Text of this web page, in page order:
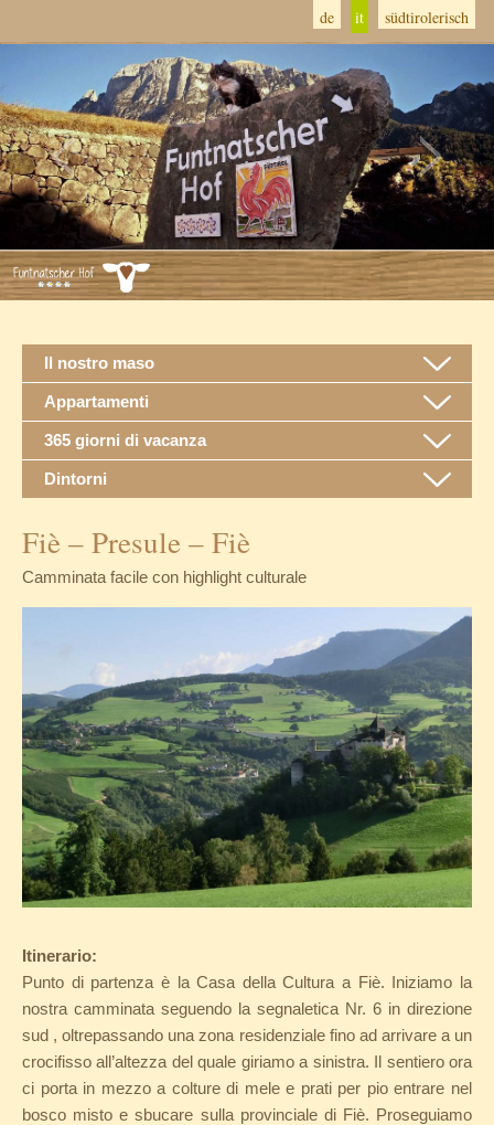
de it südtirolerisch
Il nostro maso
Appartamenti
365 giorni di vacanza
Dintorni
Fiè – Presule – Fiè
Camminata facile con highlight culturale
Itinerario:
Punto di partenza è la Casa della Cultura a Fiè. Iniziamo la
nostra camminata seguendo la segnaletica Nr. 6 in direzione
sud , oltrepassando una zona residenziale fino ad arrivare a un
crocifisso all’altezza del quale giriamo a sinistra. Il sentiero ora
ci porta in mezzo a colture di mele e prati per pio entrare nel
bosco misto e sbucare sulla provinciale di Fiè. Proseguiamo